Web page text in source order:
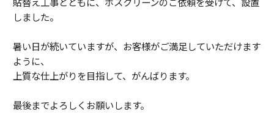
しました。
暑い日が続いていますが、お客様がご満足していただけます
ように、
上質な仕上がりを目指して、がんばります。
最後までよろしくお願いします。